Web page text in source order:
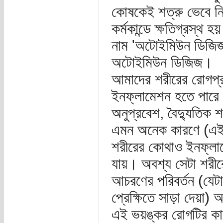
কোষকেই শত্রু ভেবে
কর্মকান্ডে ক্ষতিগ্রস্থ
নাম 'অটোইমিউন
অটোইমিউন ডিজিজ।
আমাদের শরীরের
ইনফ্লামেশন হতে
অনুপ্রবেশ, বৈদ্যুতিক
এমন অনেক কারণে (এই
শরীরের কোথাও
যায়। অবশ্য সেটা
আচরণের পরিবর্তন
প্রেক্ষিতে সাড়া
এই ভয়ঙ্কর রোগটির